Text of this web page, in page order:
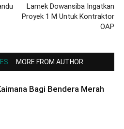
Lamek Dowansiba Ingatkan
Proyek 1 M Untuk Kontraktor
OAP
MORE FROM AUTHOR
Bagi Bendera Merah